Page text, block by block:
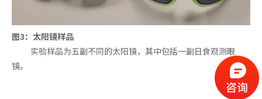
图3：太阳镜样品
实验样品为五副不同的太阳镜，其中包括一副日食观测眼
镜。